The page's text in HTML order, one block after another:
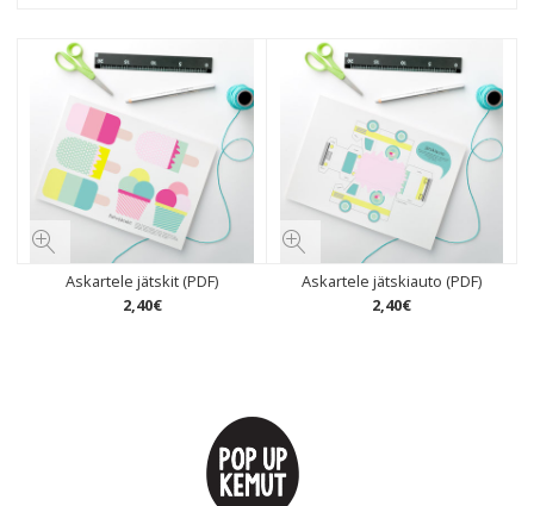
Askartele jätskit (PDF)
2,40€
Askartele jätskiauto (PDF)
2,40€